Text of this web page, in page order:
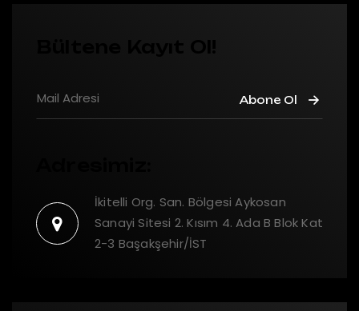
Abone Ol
İkitelli Org. San. Bölgesi Aykosan
Sanayi Sitesi 2. Kısım 4. Ada B Blok Kat
2-3 Başakşehir/İST